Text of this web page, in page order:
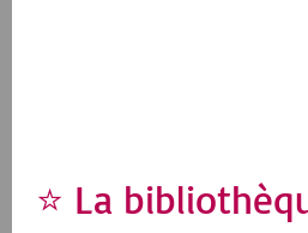
beurre doit-on mettre ?
⭐ La